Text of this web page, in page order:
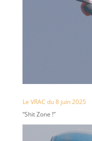
Le VRAC du 8 juin 2025
“Shit Zone !”